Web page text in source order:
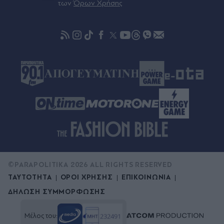
Παναθηναϊκός: Έξι παίκτες της Ακαδημίας
τωνΌρων Χρήσης
ΤΑΥΤΟΤΗΤΑ ΟΡΟΙ ΧΡΗΣΗΣ
ΕΠΙΚΟΙΝΩΝΙΑ
ΔΗΛΩΣΗ ΣΥΜΜΟΡΦΩΣΗΣ
©PARAPOLITIKA 2026 ALL RIGHTS RESERVED
Μέλος του: